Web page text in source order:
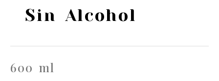
Sin Alcohol
600 ml